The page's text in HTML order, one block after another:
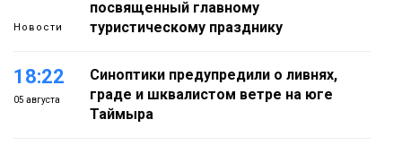
Новости
посвященный главному
туристическому празднику
18:22
05 августа
Синоптики предупредили о ливнях,
граде и шквалистом ветре на юге
Таймыра